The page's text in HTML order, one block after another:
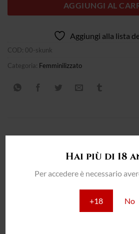
Hai più di 18
Per accedere è necessario
+18 No
AGGIUNGI AL
Aggiungi alla lista
COD: 00-skunk
Categoria: Femminilizzato